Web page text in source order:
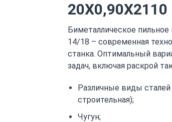
20Х0,90Х2110
Биметаллическое
14/18 – современная
станка. Оптимальный
задач, включая раскрой
Различные виды
строительная);
Чугун;